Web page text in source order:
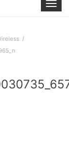
Toggle